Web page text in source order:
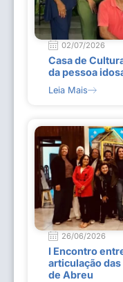
02/07/2026
Casa de
da pessoa
Leia Mais
26/06/2026
I Encontro
articulação
de Abreu